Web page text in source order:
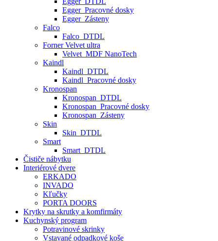
Egger_Pracovné dosky
Egger_Zásteny
Falco
Falco_DTDL
Forner Velvet ultra
Velvet_MDF NanoTech
Kaindl
Kaindl_DTDL
Kaindl_Pracovné dosky
Kronospan
Kronospan_DTDL
Kronospan_Pracovné dosky
Kronospan_Zásteny
Skin
Skin_DTDL
Smart
Smart_DTDL
Čističe nábytku
Interiérové dvere
ERKADO
INVADO
Kľučky
PORTA DOORS
Krytky na skrutky a komfirmáty
Kuchynský program
Potravinové skrinky
Vstavané odpadkové koše